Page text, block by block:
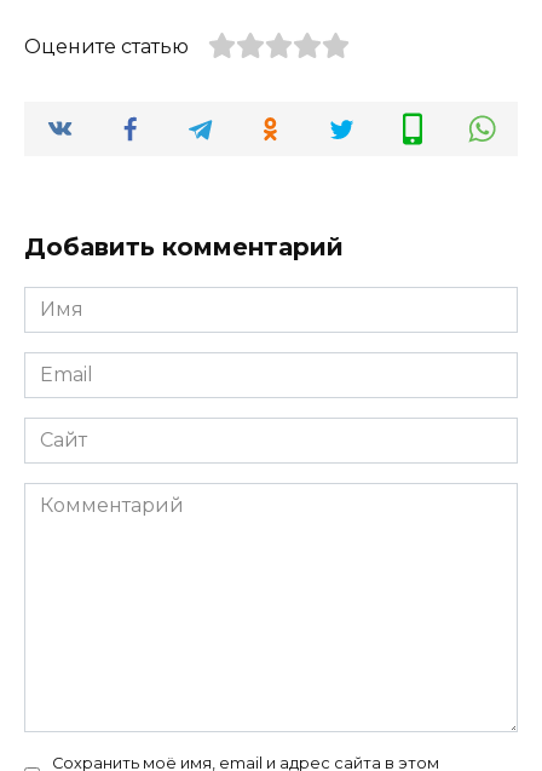
Оцените статью
Добавить комментарий
Имя
*
Email
*
Сайт
Комментарий
Сохранить моё имя, email и адрес сайта в этом